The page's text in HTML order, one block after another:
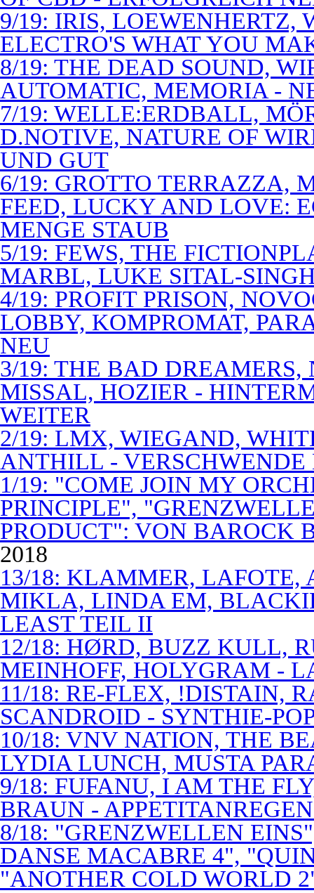
9/19: IRIS, LOEWENHERTZ,
ELECTRO'S WHAT YOU
8/19: THE DEAD SOUND,
AUTOMATIC, MEMORIA -
7/19: WELLE:ERDBALL,
D.NOTIVE, NATURE OF
UND GUT
6/19: GROTTO TERRAZZA,
FEED, LUCKY AND LOVE:
MENGE STAUB
5/19: FEWS, THE
MARBL, LUKE SITAL-
4/19: PROFIT PRISON,
LOBBY, KOMPROMAT,
NEU
3/19: THE BAD
MISSAL, HOZIER -
WEITER
2/19: LMX, WIEGAND,
ANTHILL -
1/19: "COME JOIN MY
PRINCIPLE",
PRODUCT": VON BAROCK
2018
13/18: KLAMMER,
MIKLA, LINDA EM,
LEAST TEIL II
12/18: HØRD, BUZZ KULL,
MEINHOFF, HOLYGRAM -
11/18: RE-FLEX, !DISTAIN,
SCANDROID - SYNTHIE-
10/18: VNV NATION, THE
LYDIA LUNCH, MUSTA
9/18: FUFANU, I AM THE
BRAUN -
8/18: "GRENZWELLEN
DANSE MACABRE 4",
"ANOTHER COLD WORLD